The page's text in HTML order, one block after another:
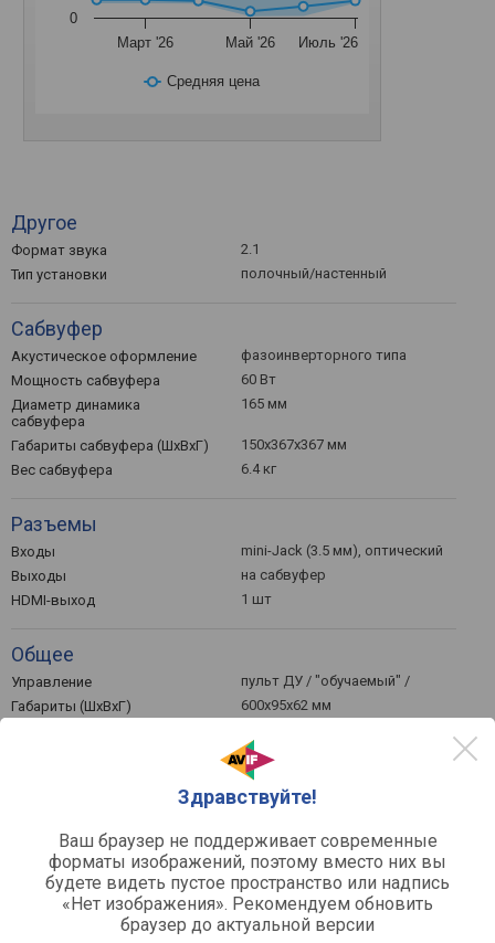
Здравствуйте!
Ваш браузер не поддерживает современные
форматы изображений, поэтому вместо них вы
будете видеть пустое пространство или надпись
«Нет изображения». Рекомендуем обновить
браузер до актуальной версии
Средняя цена
Март '26 Май '26 Июль '26
0
Другое
Формат звука
2.1
Тип установки
полочный/настенный
Сабвуфер
Акустическое оформление
фазоинверторного типа
Мощность сабвуфера
60 Вт
Диаметр динамика
сабвуфера
165 мм
Габариты сабвуфера (ШхВхГ)
150x367x367 мм
Вес сабвуфера
6.4 кг
Разъемы
Входы
mini-Jack (3.5 мм), оптический
Выходы
на сабвуфер
HDMI-выход
1 шт
Общее
Управление
пульт ДУ / "обучаемый" /
Габариты (ШхВхГ)
600x95x62 мм
en.creative.com
Технические хар-ки
Номинальная мощность
126 Вт
Мощность динамиков
саундбара
66 Вт
Частотный диапазон 50 – 20000 Гц